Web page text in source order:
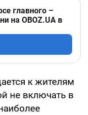
главного –
на OBOZ.UA в
к жителям
не включать в